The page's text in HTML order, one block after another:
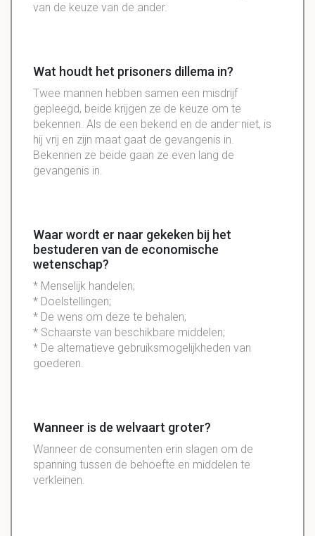
van de keuze van de ander.
Wat houdt het prisoners dillema in?
Twee mannen hebben samen een misdrijf
gepleegd, beide krijgen ze de keuze om te
bekennen. Als de een bekend en de ander niet, is
hij vrij en zijn maat gaat de gevangenis in.
Bekennen ze beide gaan ze even lang de
gevangenis in.
Waar wordt er naar gekeken bij het
bestuderen van de economische
wetenschap?
* Menselijk handelen;
* Doelstellingen;
* De wens om deze te behalen;
* Schaarste van beschikbare middelen;
* De alternatieve gebruiksmogelijkheden van
goederen.
Wanneer is de welvaart groter?
Wanneer de consumenten erin slagen om de
spanning tussen de behoefte en middelen te
verkleinen.